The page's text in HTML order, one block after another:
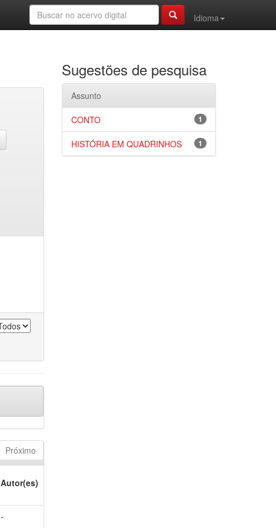
Idioma
Próximo
Autor(es)
-
Sugestões de pesquisa
Assunto
1
CONTO
1
HISTÓRIA EM QUADRINHOS